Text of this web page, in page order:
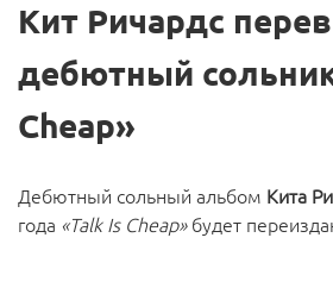
Кит Ричардс
дебютный
Cheap»
Дебютный сольный альбом Кита
года «Talk Is Cheap»будет